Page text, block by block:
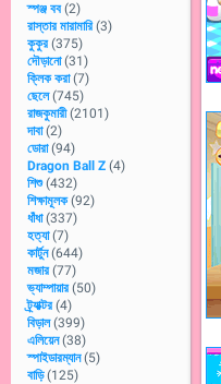
স্পঞ্জ বব (2)
রাস্তার মারামারি (3)
কুকুর (375)
দৌড়ানো (31)
ক্লিক করা (7)
ছেলে (745)
রাজকুমারী (2101)
দাবা (2)
ডোরা (94)
Dragon Ball Z (4)
শিশু (432)
শিক্ষামূলক (92)
ধাঁধা (337)
হত্যা (7)
কার্টুন (644)
মজার (77)
ভ্যাম্পায়ার (50)
ট্র্যাক্টর (4)
বিড়াল (399)
এলিয়েন (38)
স্পাইডারম্যান (5)
বাড়ি (125)